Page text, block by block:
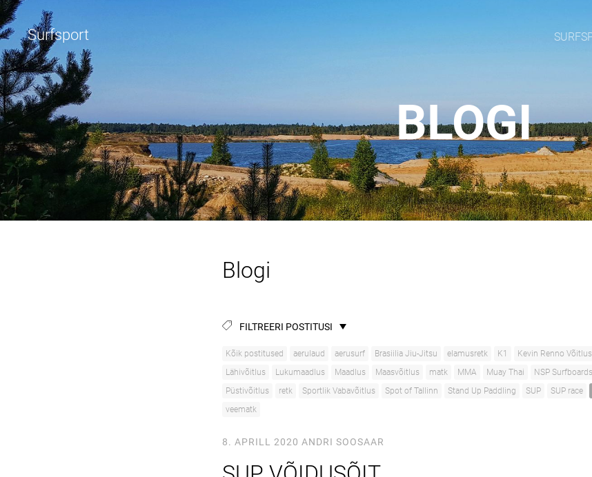
Surfsport
BLOGI
Blogi
FILTREERI POSTITUSI
Kõik postitused aerulaud aerusurf Brasiilia Jiu-Jitsu elamusretk K1
Kevin Renno
Lähivõitlus
Lukumaadlus Maadlus Maasvõitlus matk MMA Muay Thai NSP Surfboards
Püstivõitlus
retk Sportlik Vabavõitlus Spot of Tallinn Stand Up Paddling SUP SUP race
veematk
8. APRILL 2020 ANDRI SOOSAAR